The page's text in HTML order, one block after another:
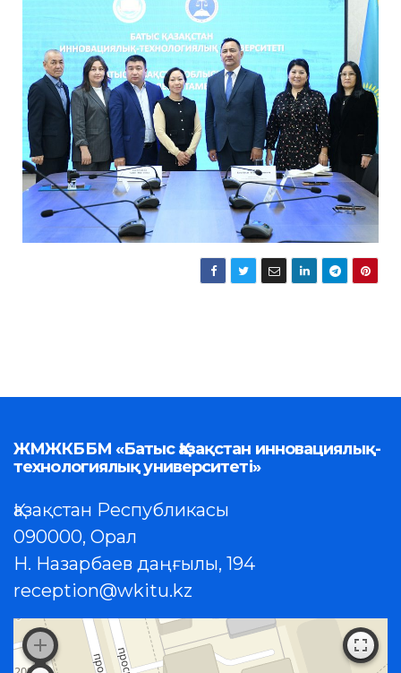
ЖМЖКББМ «Батыс Қазақстан инновациялық-
технологиялық университеті»
Қазақстан Республикасы
090000, Орал
Н. Назарбаев даңғылы, 194
reception@wkitu.kz